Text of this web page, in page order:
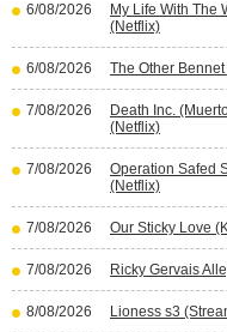
6/08/2026
My Life With The
(Netflix)
6/08/2026 The Other
7/08/2026
Death Inc.
(Netflix)
7/08/2026
Operation Safed
(Netflix)
7/08/2026 Our Sticky Love
7/08/2026 Ricky Gervais
8/08/2026 Lioness s3